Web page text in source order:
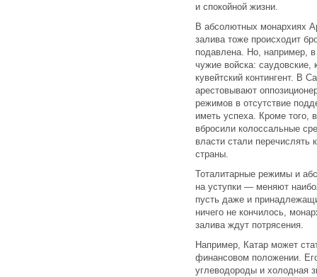
и спокойной жизни.
В абсолютных монархиях
залива тоже происходит
подавлена. Но, например,
чужие войска: саудовские,
кувейтский контингент. В
арестовывают
режимов в отсутствие
иметь успеха. Кроме того,
вбросили колоссальные
власти стали перечислять
страны.
Тоталитарные режимы и
на уступки — меняют
пусть даже и
ничего не кончилось,
залива ждут потрясения.
Например, Катар может
финансовом положении.
углеводороды и холодная